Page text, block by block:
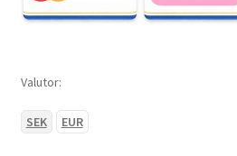
Valutor:
SEK EUR